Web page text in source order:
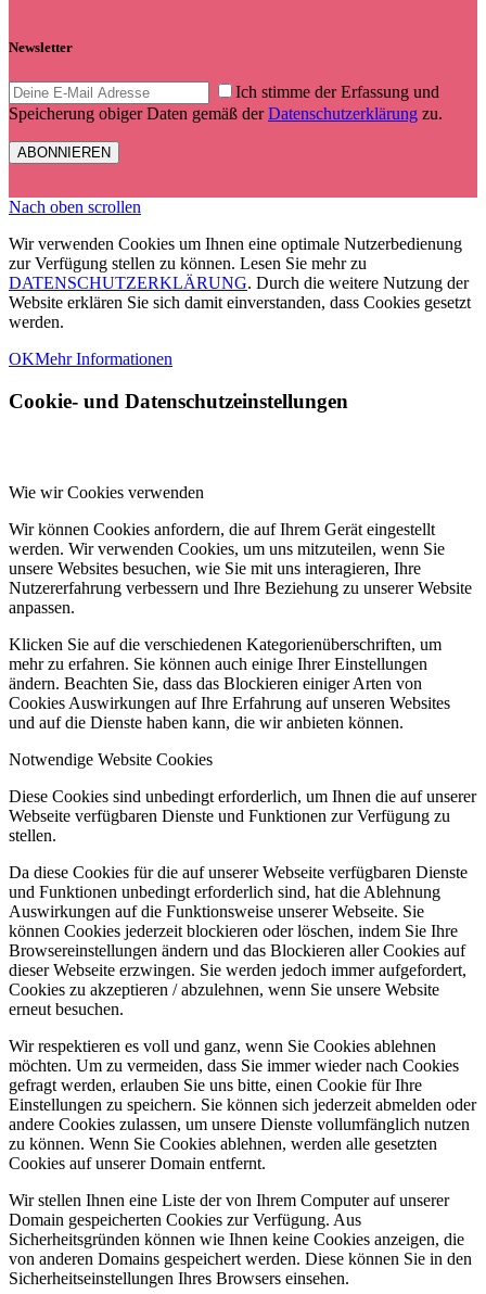
Newsletter
Ich stimme der Erfassung und
Speicherung obiger Daten gemäß derDatenschutzerklärung zu.
Nach oben scrollen
Wir verwenden Cookies um Ihnen eine optimale Nutzerbedienung
zur Verfügung stellen zu können. Lesen Sie mehr zu
DATENSCHUTZERKLÄRUNG. Durch die weitere Nutzung der
Website erklären Sie sich damit einverstanden, dass Cookies gesetzt
werden.
OKMehr Informationen
Cookie- und Datenschutzeinstellungen
Wie wir Cookies verwenden
Wir können Cookies anfordern, die auf Ihrem Gerät eingestellt
werden. Wir verwenden Cookies, um uns mitzuteilen, wenn Sie
unsere Websites besuchen, wie Sie mit uns interagieren, Ihre
Nutzererfahrung verbessern und Ihre Beziehung zu unserer Website
anpassen.
Klicken Sie auf die verschiedenen Kategorienüberschriften, um
mehr zu erfahren. Sie können auch einige Ihrer Einstellungen
ändern. Beachten Sie, dass das Blockieren einiger Arten von
Cookies Auswirkungen auf Ihre Erfahrung auf unseren Websites
und auf die Dienste haben kann, die wir anbieten können.
Notwendige Website Cookies
Diese Cookies sind unbedingt erforderlich, um Ihnen die auf unserer
Webseite verfügbaren Dienste und Funktionen zur Verfügung zu
stellen.
Da diese Cookies für die auf unserer Webseite verfügbaren Dienste
und Funktionen unbedingt erforderlich sind, hat die Ablehnung
Auswirkungen auf die Funktionsweise unserer Webseite. Sie
können Cookies jederzeit blockieren oder löschen, indem Sie Ihre
Browsereinstellungen ändern und das Blockieren aller Cookies auf
dieser Webseite erzwingen. Sie werden jedoch immer aufgefordert,
Cookies zu akzeptieren / abzulehnen, wenn Sie unsere Website
erneut besuchen.
Wir respektieren es voll und ganz, wenn Sie Cookies ablehnen
möchten. Um zu vermeiden, dass Sie immer wieder nach Cookies
gefragt werden, erlauben Sie uns bitte, einen Cookie für Ihre
Einstellungen zu speichern. Sie können sich jederzeit abmelden oder
andere Cookies zulassen, um unsere Dienste vollumfänglich nutzen
zu können. Wenn Sie Cookies ablehnen, werden alle gesetzten
Cookies auf unserer Domain entfernt.
Wir stellen Ihnen eine Liste der von Ihrem Computer auf unserer
Domain gespeicherten Cookies zur Verfügung. Aus
Sicherheitsgründen können wie Ihnen keine Cookies anzeigen, die
von anderen Domains gespeichert werden. Diese können Sie in den
Sicherheitseinstellungen Ihres Browsers einsehen.